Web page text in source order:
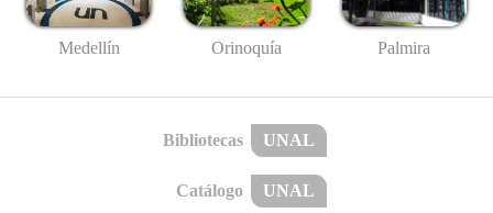
Medellín Orinoquía Palmira
Bibliotecas UNAL
Catálogo UNAL